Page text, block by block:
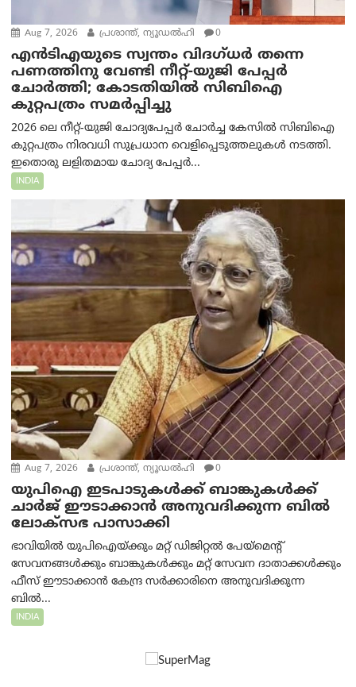
Aug 7, 2026 പ്രശാന്ത്, ന്യൂഡല്‍ഹി 0
എൻ‌ടി‌എയുടെ സ്വന്തം വിദഗ്ധർ തന്നെ
പണത്തിനു വേണ്ടി നീറ്റ്-യു‌ജി പേപ്പർ
ചോർത്തി; കോടതിയില്‍ സിബിഐ
കുറ്റപത്രം സമര്‍പ്പിച്ചു
2026 ലെ നീറ്റ്-യുജി ചോദ്യപേപ്പർ ചോർച്ച കേസിൽ സിബിഐ
കുറ്റപത്രം നിരവധി സുപ്രധാന വെളിപ്പെടുത്തലുകൾ നടത്തി.
ഇതൊരു ലളിതമായ ചോദ്യ പേപ്പർ...
INDIA
Aug 7, 2026 പ്രശാന്ത്, ന്യൂഡല്‍ഹി 0
യുപിഐ ഇടപാടുകൾക്ക് ബാങ്കുകൾക്ക്
ചാർജ് ഈടാക്കാൻ അനുവദിക്കുന്ന ബിൽ
ലോക്‌സഭ പാസാക്കി
ഭാവിയിൽ യുപിഐയ്ക്കും മറ്റ് ഡിജിറ്റൽ പേയ്‌മെന്റ്
സേവനങ്ങൾക്കും ബാങ്കുകൾക്കും മറ്റ് സേവന ദാതാക്കൾക്കും
ഫീസ് ഈടാക്കാൻ കേന്ദ്ര സർക്കാരിനെ അനുവദിക്കുന്ന
ബിൽ...
INDIA